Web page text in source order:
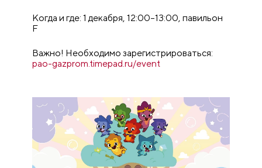
Когда и где: 1 декабря, 12:00–13:00, павильон
F
Важно! Необходимо зарегистрироваться:
pao-gazprom.timepad.ru/event